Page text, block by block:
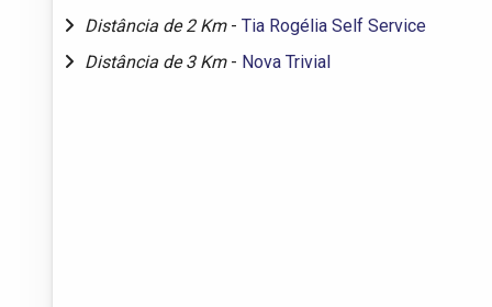
Distância de 2 Km - Tia Rogélia Self Service
Distância de 3 Km - Nova Trivial